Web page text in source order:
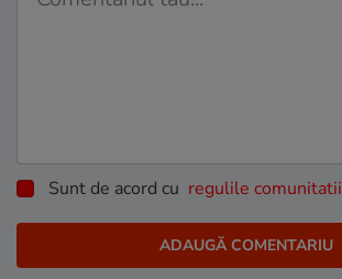
Sunt de acord cu regulile comunitatii